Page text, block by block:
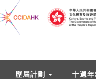
歷屆計劃 十週